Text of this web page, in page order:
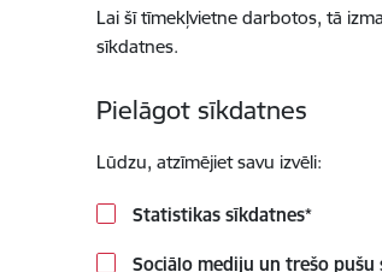
Lai šī tīmekļvietne darbotos, tā
sīkdatnes.
Pielāgot sīkdatnes
Lūdzu, atzīmējiet savu izvēli:
Statistikas sīkdatnes*
Sociālo mediju un trešo pušu